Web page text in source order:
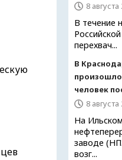
8 августа
В течение
перехвач...
В
произошло
человек
8 августа
На Ильском
заводе
возг...